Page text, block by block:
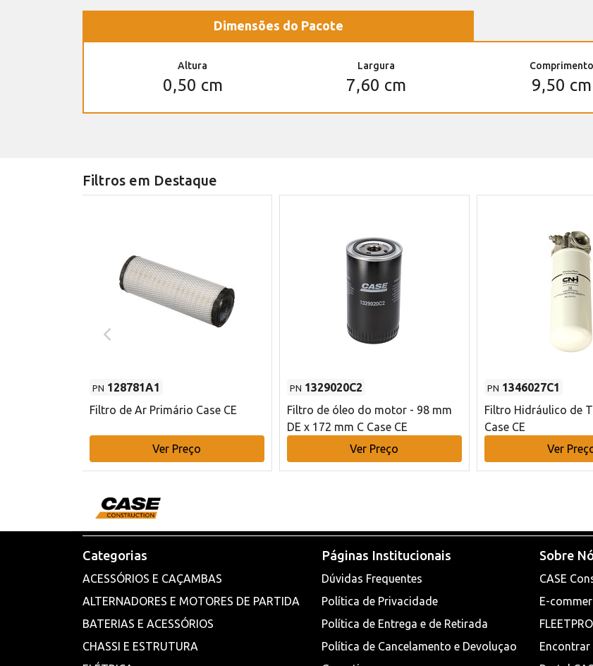
Dimensões do Pacote
Altura
0,50 cm
Largura
7,60 cm
Comprimento
9,50 cm
Filtros em Destaque
PN 128781A1
Filtro de Ar Primário Case CE
Ver Preço
PN 1329020C2
Filtro de óleo do motor - 98 mm
DE x 172 mm C Case CE
Ver Preço
PN 1346027C1
Filtro Hidráulico de
Case CE
Ver
Categorias
ACESSÓRIOS E CAÇAMBAS
ALTERNADORES E MOTORES DE PARTIDA
BATERIAS E ACESSÓRIOS
CHASSI E ESTRUTURA
Páginas Institucionais
Dúvidas Frequentes
Política de Privacidade
Política de Entrega e de Retirada
Política de Cancelamento e Devoluçao
Sobre
CASE
E-
FLEETPRO
Encontrar